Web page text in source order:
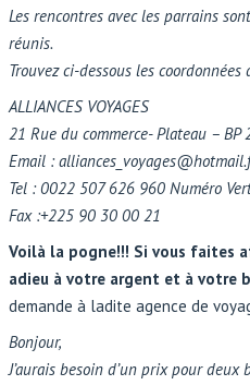
Les rencontres avec les parrains
réunis.
Trouvez ci-dessous les coordonnées
ALLIANCES VOYAGES
21 Rue du commerce- Plateau – BP
Email :
Tel : 0022 507 626 960 Numéro
Fax :+225 90 30 00 21
Voilà la pogne!!! Si vous faites
adieu à votre argent et à votre
demande à ladite agence de
Bonjour,
J’aurais besoin d’un prix pour